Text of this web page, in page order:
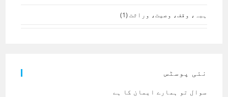
ہبہ، وقف، وصیت، وراثت(1)
نئی پوسٹس
سوال تو ہمارے ایمان کا ہے